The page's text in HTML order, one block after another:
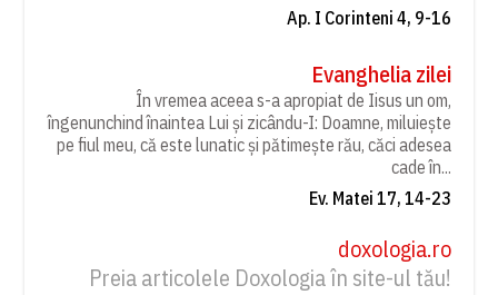
Ap. I Corinteni 4, 9-16
Evanghelia zilei
În vremea aceea s-a apropiat de Iisus un om,
îngenunchind înaintea Lui și zicându-I: Doamne, miluiește
pe fiul meu, că este lunatic și pătimește rău, căci adesea
cade în...
Ev. Matei 17, 14-23
doxologia.ro
Preia articolele Doxologia în site-ul tău!